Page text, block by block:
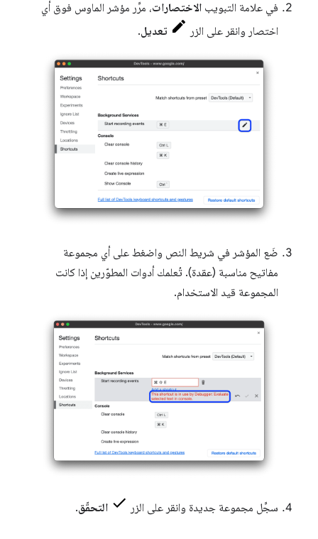
في علامة التبويب الاختصارات، مرِّر مؤشر الماوس فوق أي
اختصار وانقر على الزر
تعديل.
ضَع المؤشر في شريط النص واضغط على أي مجموعة
مفاتيح مناسبة (عقدة). تُعلمك أدوات المطوّرين إذا كانت
المجموعة قيد الاستخدام.
سجِّل مجموعة جديدة وانقر على الزر التحقّق.